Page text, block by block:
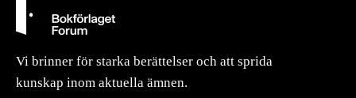
Vi brinner för starka berättelser och att sprida
kunskap inom aktuella ämnen.